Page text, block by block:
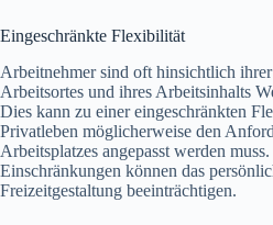
Eingeschränkte Flexibilität
Arbeitnehmer sind oft hinsichtlich
Arbeitsortes und ihres Arbeitsinhalts
Dies kann zu einer eingeschränkten
Privatleben möglicherweise den
Arbeitsplatzes angepasst werden
Einschränkungen können das
Freizeitgestaltung beeinträchtigen.